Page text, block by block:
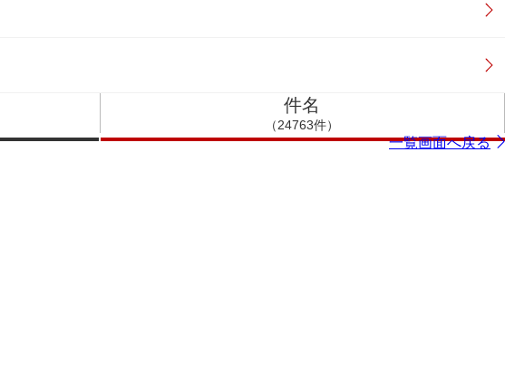
件名
（24763件）
一覧画面へ戻る